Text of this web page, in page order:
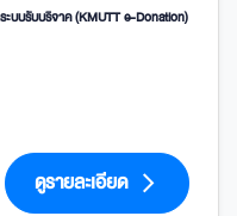
บบรับบริจาค (KMUTT e-Donation)
ดูรายละเอียด arrow_forward_ios